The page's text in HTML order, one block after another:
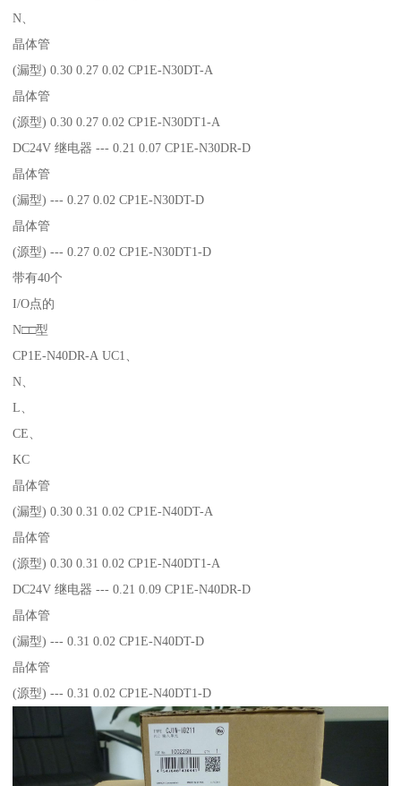
N、
晶体管
(漏型) 0.30 0.27 0.02 CP1E-N30DT-A
晶体管
(源型) 0.30 0.27 0.02 CP1E-N30DT1-A
DC24V 继电器 --- 0.21 0.07 CP1E-N30DR-D
晶体管
(漏型) --- 0.27 0.02 CP1E-N30DT-D
晶体管
(源型) --- 0.27 0.02 CP1E-N30DT1-D
带有40个
I/O点的
N□□型
CP1E-N40DR-A UC1、
N、
L、
CE、
KC
晶体管
(漏型) 0.30 0.31 0.02 CP1E-N40DT-A
晶体管
(源型) 0.30 0.31 0.02 CP1E-N40DT1-A
DC24V 继电器 --- 0.21 0.09 CP1E-N40DR-D
晶体管
(漏型) --- 0.31 0.02 CP1E-N40DT-D
晶体管
(源型) --- 0.31 0.02 CP1E-N40DT1-D